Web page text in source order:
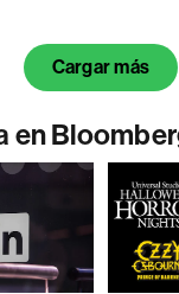
Cargar más
en